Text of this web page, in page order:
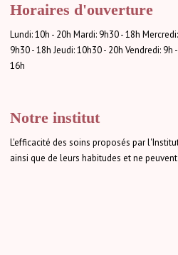
Horaires d'ouverture
Lundi: 10h - 20h Mardi: 9h30 - 18h Mercredi:
9h30 - 18h Jeudi: 10h30 - 20h Vendredi: 9h -
16h
Notre institut
L'efficacité des soins proposés par
ainsi que de leurs habitudes et ne